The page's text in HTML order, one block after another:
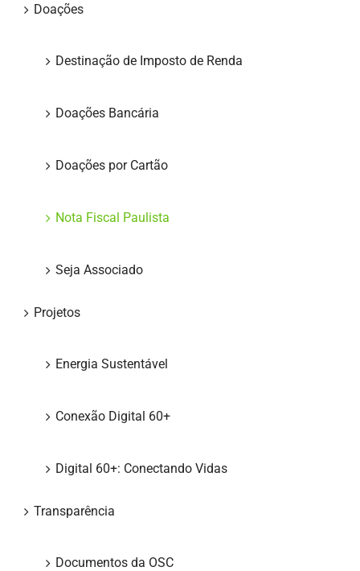
Doações
Destinação de Imposto de Renda
Doações Bancária
Doações por Cartão
Nota Fiscal Paulista
Seja Associado
Projetos
Energia Sustentável
Conexão Digital 60+
Digital 60+: Conectando Vidas
Transparência
Documentos da OSC